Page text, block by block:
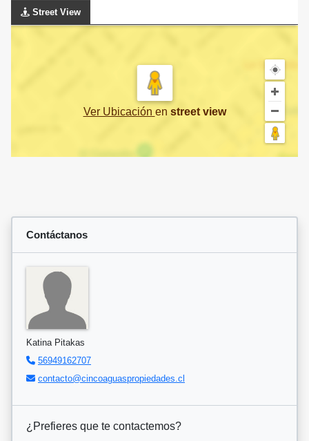
Street View
Ver Ubicación en street view
Contáctanos
Katina Pitakas
56949162707
contacto@cincoaguaspropiedades.cl
¿Prefieres que te contactemos?